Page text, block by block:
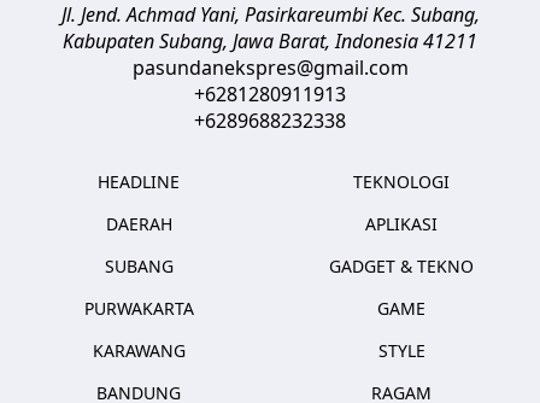
Jl. Jend. Achmad Yani, Pasirkareumbi Kec. Subang,
Kabupaten Subang, Jawa Barat,Indonesia41211
pasundanekspres@gmail.com
+6281280911913
+6289688232338
HEADLINE
DAERAH
SUBANG
PURWAKARTA
KARAWANG
BANDUNG
TEKNOLOGI
APLIKASI
GADGET & TEKNO
GAME
STYLE
RAGAM